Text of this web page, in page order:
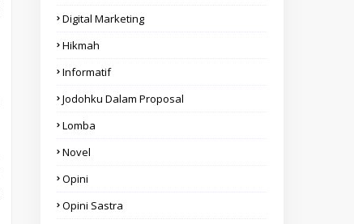
Digital Marketing
Hikmah
Informatif
Jodohku Dalam Proposal
Lomba
Novel
Opini
Opini Sastra